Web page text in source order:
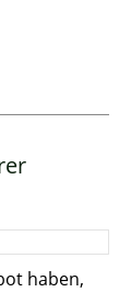
haben,